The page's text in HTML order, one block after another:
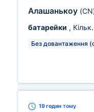
Алашанькоу
батарейки ,
Без довантаження
19 годин тому